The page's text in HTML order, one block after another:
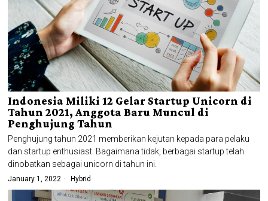
Indonesia Miliki 12 Gelar Startup Unicorn di
Tahun 2021, Anggota Baru Muncul di
Penghujung Tahun
Penghujung tahun 2021 memberikan kejutan kepada para pelaku
dan startup enthusiast. Bagaimana tidak, berbagai startup telah
dinobatkan sebagai unicorn di tahun ini.
January 1, 2022 Hybrid